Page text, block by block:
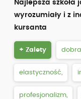
Najlepsza szkoła
wyrozumiały i z
kursanta
+ Zalety
elastyczność,
profesjonalizm,